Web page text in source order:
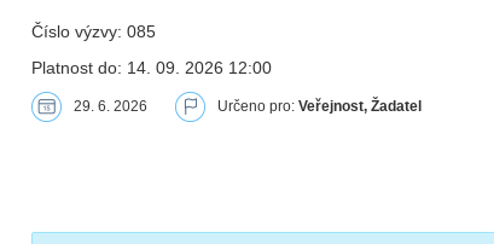
Číslo výzvy: 085
Platnost do: 14. 09. 2026 12:00
29. 6. 2026 Určeno pro:Veřejnost, Žadatel